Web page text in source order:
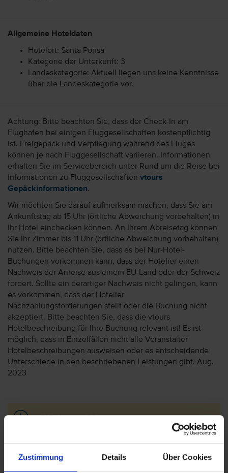
Zustimmung Details Über Cookies
Allgemeine Hoteldaten
Hotelort: Santa Ponsa
Kategorie der Unterkunft: 3
Landeskategorie: Aktuell liegen uns keine Kenntnisse
über die Landeskategorie vor.
Achtung: Bitte beachten Sie, dass der Check-In am
Flughafen bei einigen Fluggesellschaften kostenpflichtig
ist. Freigepäck und Verpflegung während des Fluges
können je nach Fluggesellschaft variieren. Informationen
erhalten Sie im Servicebereich unter Rund um die Reise bei
Informationen zu Fluggesellschaften vtours
Gepäckinformationen.
Wir möchten Sie darauf aufmerksam machen, dass Sie am
Ankunftstag ab 15 Uhr (örtliche Abweichung vorbehalten) in
Ihr Hotel einchecken können. An Ihrem Abreisetag können
Sie Ihr Zimmer bis 11 Uhr (örtliche Abweichung vorbehalten)
nutzen. Bitte beachten Sie, dass es bei Nur-Hotel-
Buchungen vorkommen kann, dass der Hotelier einen
Nachweis der Anreise aus einem EU-Land oder der Schweiz
fordert. Sollte ein derartiger Nachweis nicht gelingen, kann
es vorkommen, dass der Hotelier
Nachzahlungsforderungen stellt oder die Buchung nicht
akzeptiert. Bitte beachten Sie, dass die vtours
Hotelbeschreibung für Ihre Buchung relevant ist! Es ist
möglich, dass in Einzelfällen nicht alle Veranstalter
Hotelbeschreibungen ausweisen oder es entscheidende
Unterschiede in den beschriebenen Leistungen gibt. Aug.
2023
Bitte beachten Sie, dass ab 01. Juli 2016 eine